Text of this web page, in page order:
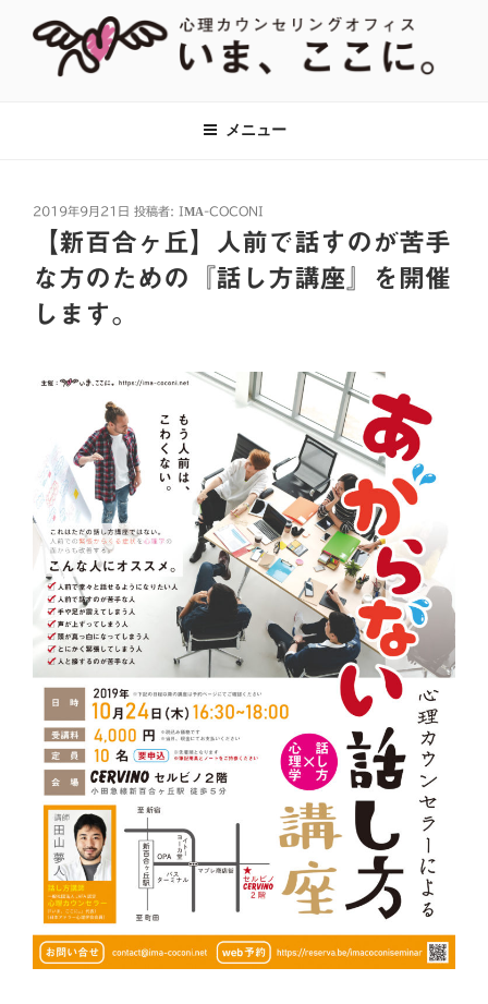
レン(AC)】心理カウンセリングオフ
イン対応
め、あがり症、社交不安、強迫性障害、アダルトチルドレン、HSPなど
メニュー
投
2019年9月21日 投稿者: IMA-COCONI
【新百合ヶ丘】人前で話すのが苦手
な方のための『話し方講座』を開催
します。